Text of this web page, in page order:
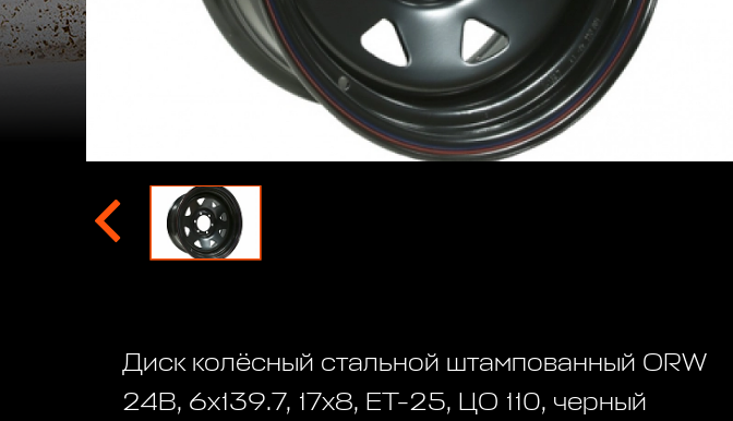
Диск колёсный стальной штампованный ORW
24B, 6x139.7, 17x8, ET-25, ЦО 110, черный